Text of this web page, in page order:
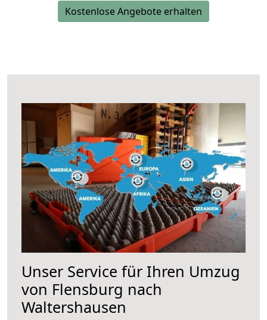
Kostenlose Angebote erhalten
Unser Service für Ihren Umzug
von Flensburg nach
Waltershausen